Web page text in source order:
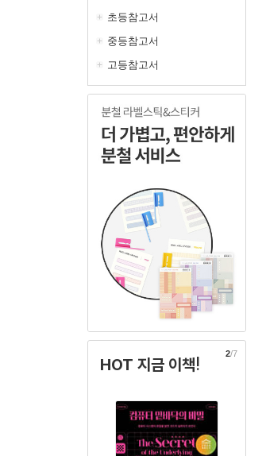
초등참고서
중등참고서
고등참고서
HOT 지금 이책!
2/7